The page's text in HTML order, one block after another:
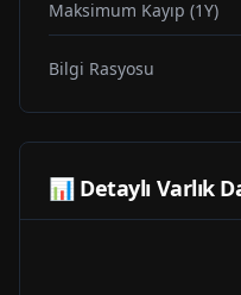
Maksimum Kayıp (1Y)
Bilgi Rasyosu
📊 Detaylı Varlık